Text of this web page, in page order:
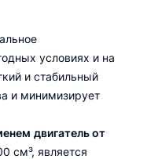
условиях и на
и стабильный
и минимизирует
двигатель от
см³, является